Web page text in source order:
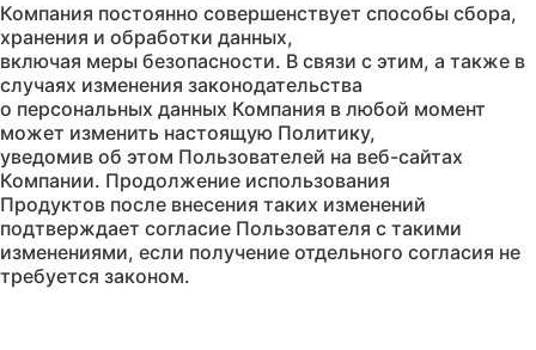
Компания постоянно совершенствует способы сбора,
хранения и обработки данных,
включая меры безопасности. В связи с этим, а также в
случаях изменения законодательства
о персональных данных Компания в любой момент
может изменить настоящую Политику,
уведомив об этом Пользователей на веб-сайтах
Компании. Продолжение использования
Продуктов после внесения таких изменений
подтверждает согласие Пользователя с такими
изменениями, если получение отдельного согласия не